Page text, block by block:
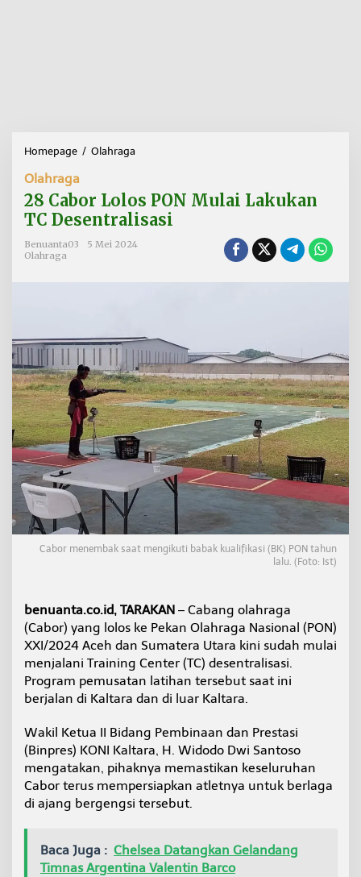
Homepage / Olahraga
a
b
o
O
N
M
u
l
a
i
L
a
u
k
n
T
e
n
t
l
i
a
s
Olahraga
28 Cabor Lolos PON Mulai Lakukan
TC Desentralisasi
Benuanta03
5 Mei 2024
Olahraga
Cabor menembak saat mengikuti babak kualifikasi (BK) PON tahun
lalu. (Foto: Ist)
benuanta.co.id, TARAKAN – Cabang olahraga
(Cabor) yang lolos ke Pekan Olahraga Nasional (PON)
XXI/2024 Aceh dan Sumatera Utara kini sudah mulai
menjalani Training Center (TC) desentralisasi.
Program pemusatan latihan tersebut saat ini
berjalan di Kaltara dan di luar Kaltara.
Wakil Ketua II Bidang Pembinaan dan Prestasi
(Binpres) KONI Kaltara, H. Widodo Dwi Santoso
mengatakan, pihaknya memastikan keseluruhan
Cabor terus mempersiapkan atletnya untuk berlaga
di ajang bergengsi tersebut.
Baca Juga : Chelsea Datangkan Gelandang
Timnas Argentina Valentin Barco